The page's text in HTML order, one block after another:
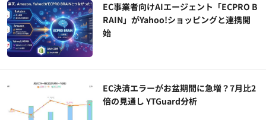
EC事業者向けAIエージェント「ECPRO B
RAIN」がYahoo!ショッピングと連携開
始
EC決済エラーがお盆期間に急増？7月比2
倍の見通し YTGuard分析